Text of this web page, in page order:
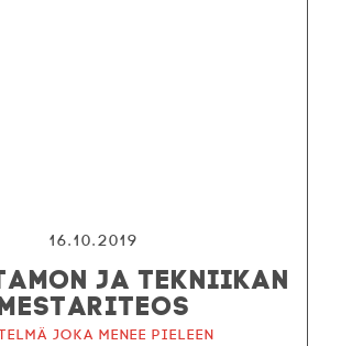
16.10.2019
JA TEKNIIKAN
joka menee pieleen